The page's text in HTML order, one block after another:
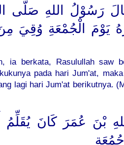
رَسُوْلُ اللهِ صَلَّى
يَوْمَ الْجُمْعَةِ وُقِيَ
ia berkata, Rasulullah saw
pada hari Jum'at,
lagi hari Jum'at berikutnya.
بْنَ عُمَرَ كَانَ يُقَلِّمُ